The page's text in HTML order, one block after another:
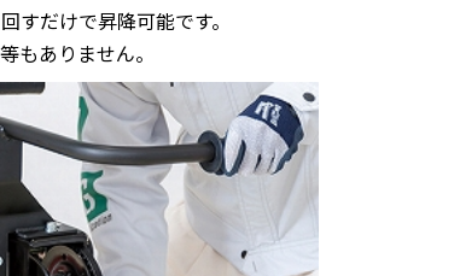
すだけで昇降可能です。
もありません。